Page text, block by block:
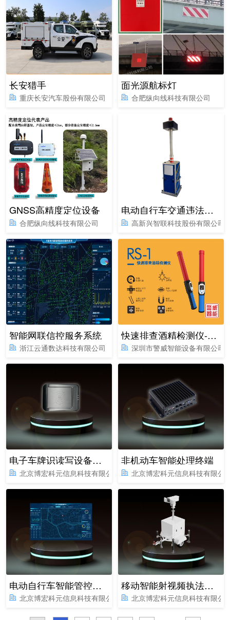
长安猎手
重庆长安汽车股份有限公司
面光源航标灯
合肥纵向线科技有限公司
GNSS高精度定位设备
合肥纵向线科技有限公司
电动自行车交通违法行为警示系统
高新兴智联科技股份有限公司
智能网联信控服务系统
浙江云通数达科技有限公司
快速排查酒精检测仪-焕新版RS1
深圳市警威智能设备有限公司
电子车牌识读写设备（台式）
北京博宏科元信息科技有限公司
非机动车智能处理终端
北京博宏科元信息科技有限公
电动自行车智能管控平台
北京博宏科元信息科技有限公司
移动智能射视频执法基站
北京博宏科元信息科技有限公